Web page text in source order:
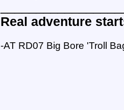
Real adventure
-AT RD07 Big Bore 'Troll